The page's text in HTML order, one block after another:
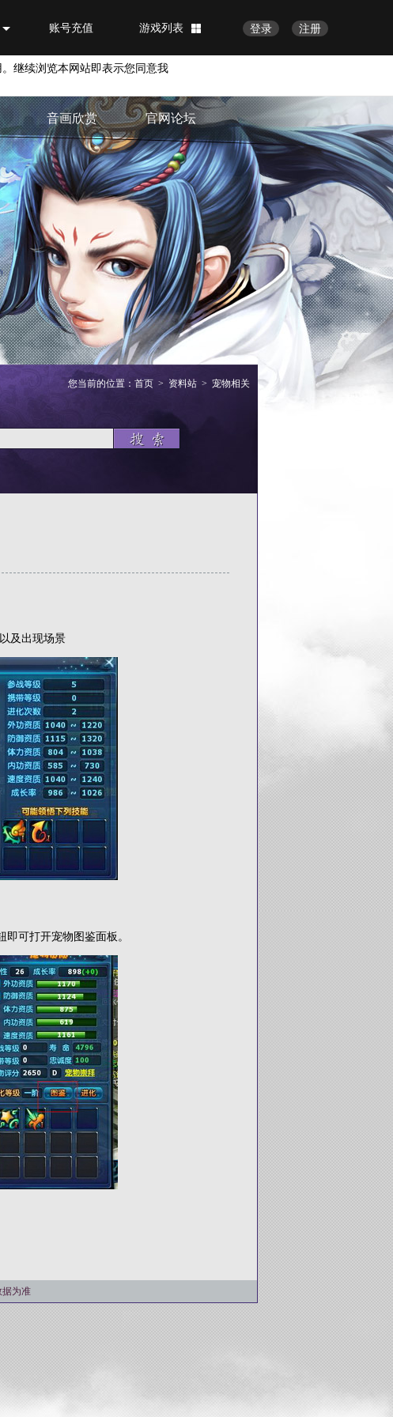
注册
登录
游戏列表
账号充值
继续浏览本网站即表示您同意我
音画欣赏 官网论坛
您当前的位置： 首页 > 资料站 > 宠物相关
及出现场景
可打开宠物图鉴面板。
据为准